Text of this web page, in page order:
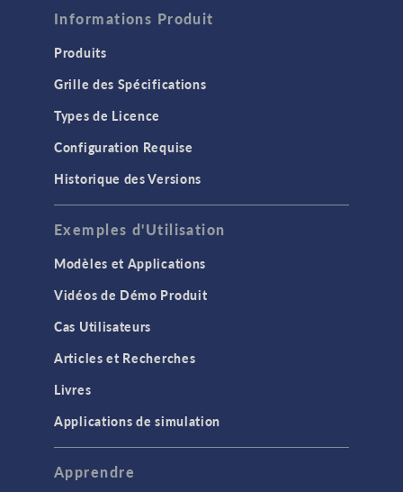
Informations Produit
Produits
Grille des Spécifications
Types de Licence
Configuration Requise
Historique des Versions
Exemples d'Utilisation
Modèles et Applications
Vidéos de Démo Produit
Cas Utilisateurs
Articles et Recherches
Livres
Applications de simulation
Apprendre